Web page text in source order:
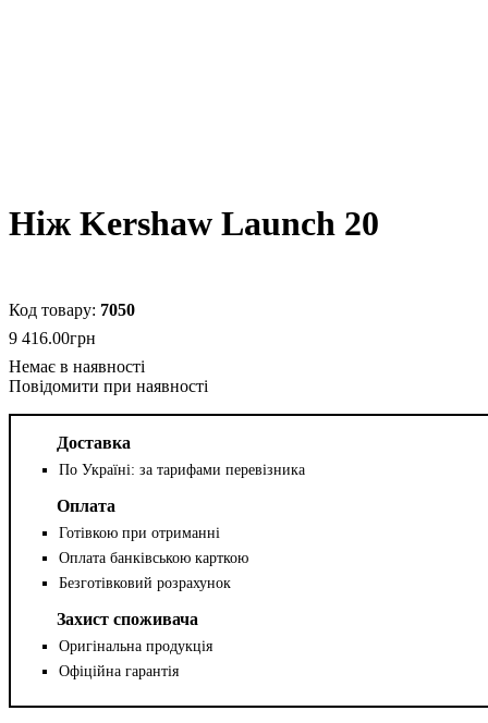
Ніж Kershaw Launch 20
7050
9 416.00грн
Повідомити при наявності
Доставка
По Україні: за тарифами перевізника
Оплата
Готівкою при отриманні
Оплата банківською карткою
Безготівковий розрахунок
Захист споживача
Оригінальна продукція
Офіційна гарантія